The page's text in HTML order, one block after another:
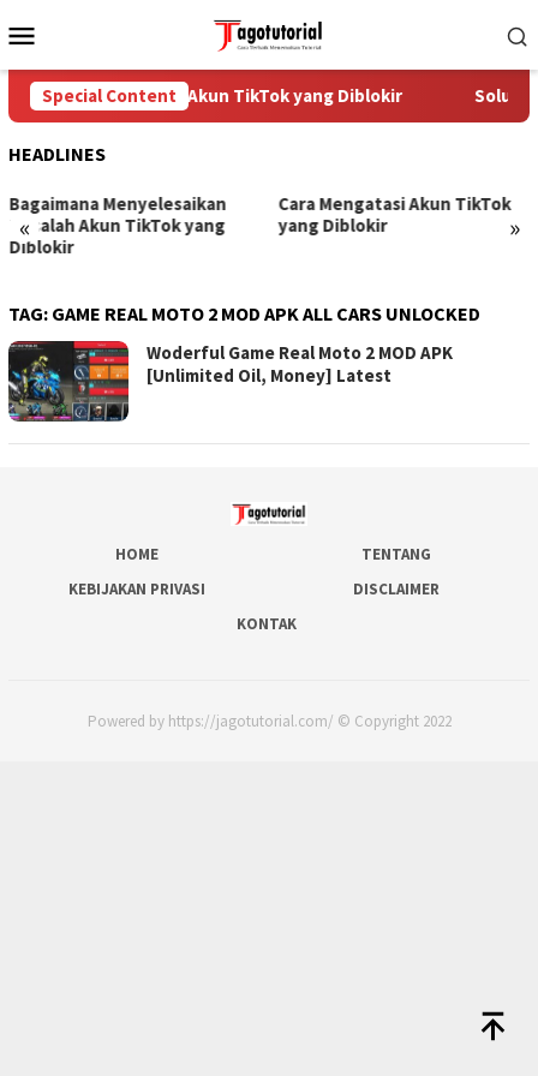
to
Menu
Special Content
Cara Mengatasi Akun TikTok yang Diblokir Solusi
HEADLINES
« »
Bagaimana Menyelesaikan
Masalah Akun TikTok yang
Diblokir
Cara Mengatasi Akun TikTok
yang Diblokir
TAG: GAME REAL MOTO 2 MOD APK ALL CARS UNLOCKED
Woderful Game Real Moto 2 MOD APK
[Unlimited Oil, Money] Latest
HOME
TENTANG
KEBIJAKAN PRIVASI
DISCLAIMER
KONTAK
Powered by https://jagotutorial.com/ © Copyright 2022